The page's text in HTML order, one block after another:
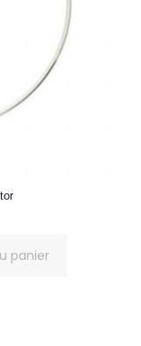
panier